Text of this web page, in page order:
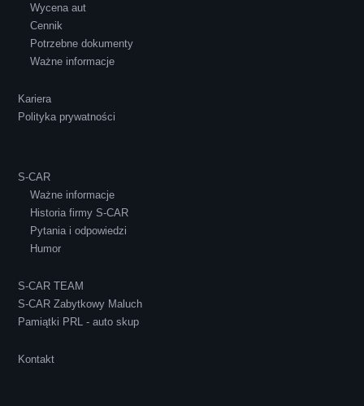
Wycena aut
Cennik
Potrzebne dokumenty
Ważne informacje
Kariera
Polityka prywatności
S-CAR
Ważne informacje
Historia firmy S-CAR
Pytania i odpowiedzi
Humor
S-CAR TEAM
S-CAR Zabytkowy Maluch
Pamiątki PRL - auto skup
Kontakt